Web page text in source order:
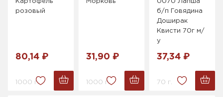
Картофель
розовый
80,14 ₽
1000 г.
Морковь
31,90 ₽
1000 г.
0070 Лапша
б/п Говядина
Доширак
Квисти 70г м/
у
37,34 ₽
70 г.